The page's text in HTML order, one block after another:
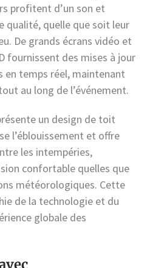
profitent d’un son et
qualité, quelle que soit leur
De grands écrans vidéo et
fournissent des mises à jour
en temps réel, maintenant
au long de l’événement.
un design de toit
l’éblouissement et offre
les intempéries,
confortable quelles que
météorologiques. Cette
de la technologie et du
globale des